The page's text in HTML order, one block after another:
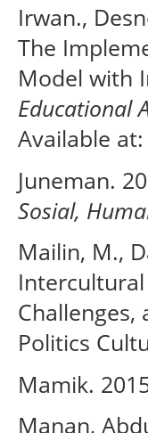
Irwan.,
The
Model with
Educational
Available at:
Juneman.
Sosial,
Mailin, M.,
Challenges,
Politics
Mamik.
Manan,